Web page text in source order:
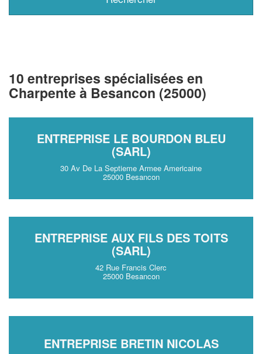
10 entreprises spécialisées en
Charpente à Besancon (25000)
ENTREPRISE LE BOURDON BLEU
(SARL)
30 Av De La Septieme Armee Americaine
25000 Besancon
ENTREPRISE AUX FILS DES TOITS
(SARL)
42 Rue Francis Clerc
25000 Besancon
ENTREPRISE BRETIN NICOLAS